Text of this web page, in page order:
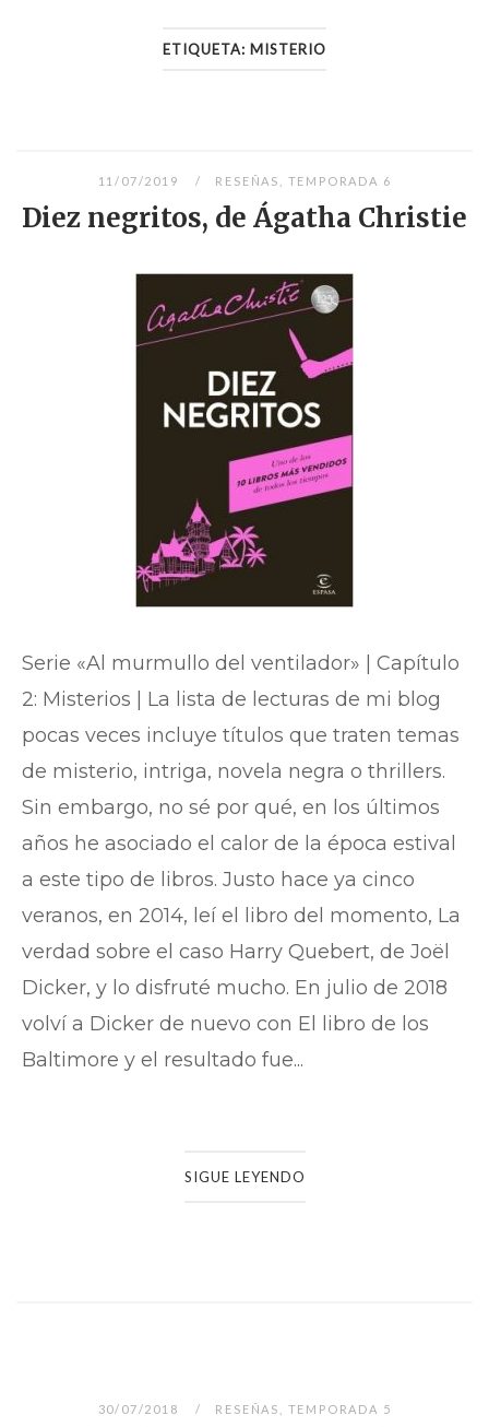
ETIQUETA: MISTERIO
11/07/2019 RESEÑAS TEMPORADA 6
Diez negritos, de Ágatha Christie
Serie «Al murmullo del ventilador» | Capítulo
2: Misterios | La lista de lecturas de mi blog
pocas veces incluye títulos que traten temas
de misterio, intriga, novela negra o thrillers.
Sin embargo, no sé por qué, en los últimos
años he asociado el calor de la época estival
a este tipo de libros. Justo hace ya cinco
veranos, en 2014, leí el libro del momento, La
verdad sobre el caso Harry Quebert, de Joël
Dicker, y lo disfruté mucho. En julio de 2018
volví a Dicker de nuevo con El libro de los
Baltimore y el resultado fue...
SIGUE LEYENDO
30/07/2018 RESEÑAS TEMPORADA 5